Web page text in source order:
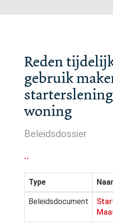
Reden
gebruik
woning
Beleidsdossier
..
Type
Beleidsdocument